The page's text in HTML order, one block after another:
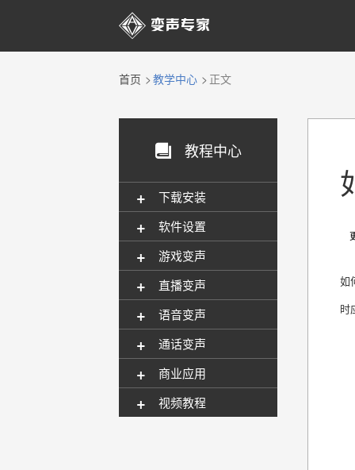

首页 教学中心 正文
 教程中心
下载安装
+
软件设置
+
游戏变声
+
直播变声
+
语音变声
+
通话变声
+
商业应用
+
视频教程
+
如
时